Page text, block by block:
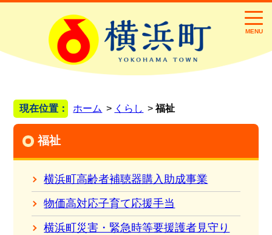
MENU
現在位置： ホーム くらし 福祉
福祉
横浜町高齢者補聴器購入助成事業
物価高対応子育て応援手当
横浜町災害・緊急時等要援護者見守り